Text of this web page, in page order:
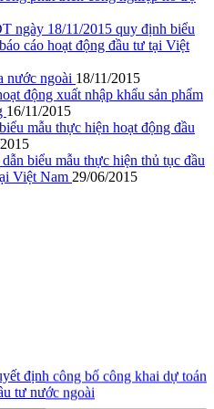
ngày 18/11/2015 quy định biểu
cáo hoạt động đầu tư tại Việt
nước ngoài 18/11/2015
động xuất nhập khẩu sản phẩm
16/11/2015
mẫu thực hiện hoạt động đầu
biểu mẫu thực hiện thủ tục đầu
Việt Nam 29/06/2015
tư nước ngoài